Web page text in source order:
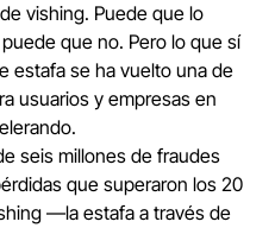
vishing. Puede que lo
que no. Pero lo que sí
estafa se ha vuelto una de
usuarios y empresas en
seis millones de fraudes
que superaron los 20
—la estafa a través de